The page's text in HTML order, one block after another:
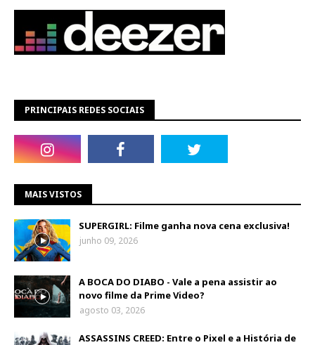
PRINCIPAIS REDES SOCIAIS
MAIS VISTOS
SUPERGIRL: Filme ganha nova cena exclusiva!
junho 09, 2026
A BOCA DO DIABO - Vale a pena assistir ao
novo filme da Prime Video?
agosto 03, 2026
ASSASSINS CREED: Entre o Pixel e a História de